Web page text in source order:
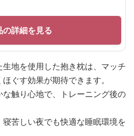
の詳細を見る
地を使用した抱き枕は、マッチ
ぐす効果が期待できます。
触り心地で、トレーニング後の
苦しい夜でも快適な睡眠環境を